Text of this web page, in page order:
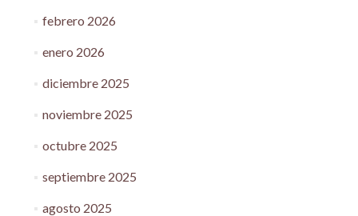
febrero 2026
enero 2026
diciembre 2025
noviembre 2025
octubre 2025
septiembre 2025
agosto 2025